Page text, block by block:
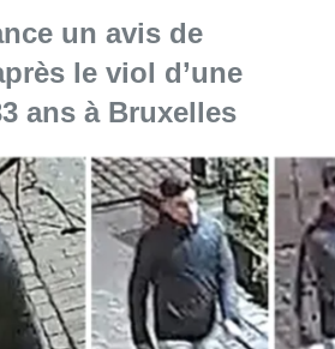
un avis de
le viol d’une
ans à Bruxelles